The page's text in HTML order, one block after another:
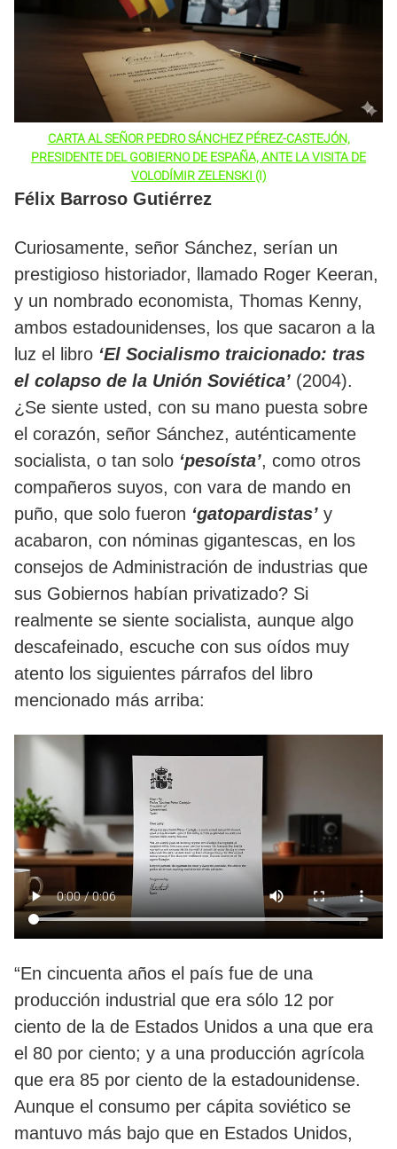
CARTA AL SEÑOR PEDRO SÁNCHEZ PÉREZ-CASTEJÓN,
PRESIDENTE DEL GOBIERNO DE ESPAÑA, ANTE LA VISITA DE
VOLODÍMIR ZELENSKI (I)
Félix Barroso Gutiérrez
Curiosamente, señor Sánchez, serían un
prestigioso historiador, llamado Roger Keeran,
y un nombrado economista, Thomas Kenny,
ambos estadounidenses, los que sacaron a la
luz el libro ‘El Socialismo traicionado: tras
el colapso de la Unión Soviética’ (2004).
¿Se siente usted, con su mano puesta sobre
el corazón, señor Sánchez, auténticamente
socialista, o tan solo ‘pesoísta’, como otros
compañeros suyos, con vara de mando en
puño, que solo fueron ‘gatopardistas’ y
acabaron, con nóminas gigantescas, en los
consejos de Administración de industrias que
sus Gobiernos habían privatizado? Si
realmente se siente socialista, aunque algo
descafeinado, escuche con sus oídos muy
atento los siguientes párrafos del libro
mencionado más arriba:
“En cincuenta años el país fue de una
producción industrial que era sólo 12 por
ciento de la de Estados Unidos a una que era
el 80 por ciento; y a una producción agrícola
que era 85 por ciento de la estadounidense.
Aunque el consumo per cápita soviético se
mantuvo más bajo que en Estados Unidos,